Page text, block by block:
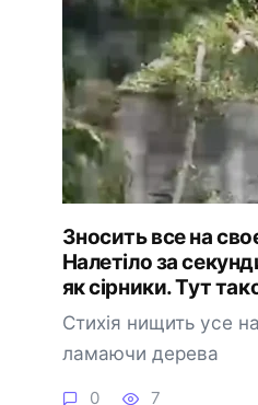
Знoсить все на
Налeтіло за
як сірники. Тут
Стихія нищить усе
ламаючи дерева
0 7